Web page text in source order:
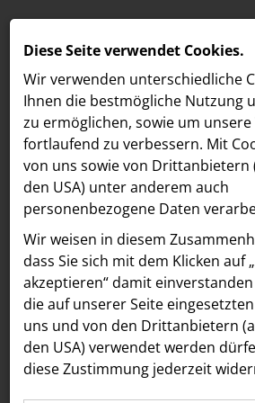
MELDUNGEN
LOEBELL NORDBERG
INNER
aehre
Astoria Artshow
B/S/H Hausgeräte
Meldungen / The Hoxton
Text Bilder
10.07.2024
Bouvier X X.O
Eigens
Diese Seite verwendet Cookies.
Wir verwenden unterschiedliche
Ihnen die best­mögliche Nutzung
zu ermöglichen, sowie um unsere
fortlaufend zu verbessern. Mit
von uns sowie von Drittanbietern
den USA) unter anderem auch
personenbezogene Daten
Wir weisen in diesem
dass Sie sich mit dem Klicken auf
akzeptieren“ damit
die auf unserer Seite
uns und von den Drittanbietern
den USA) verwendet werden
diese Zustimmung jederzeit